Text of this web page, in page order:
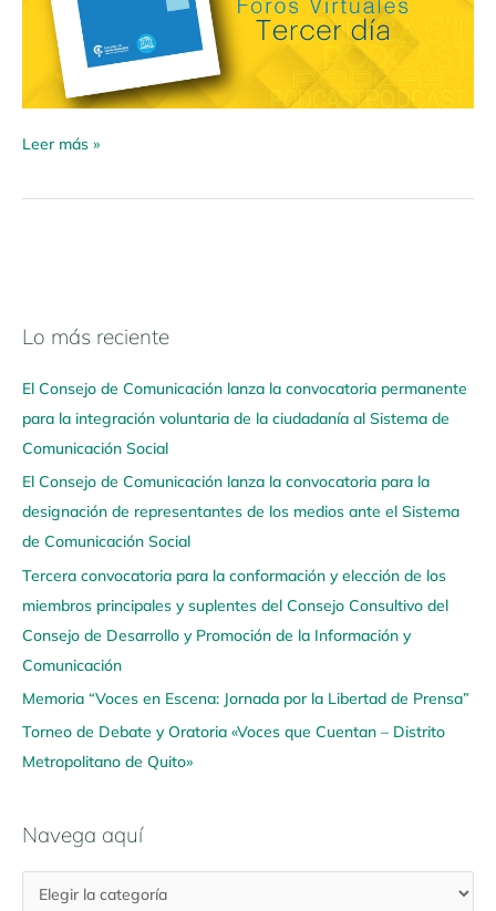
Leer más »
Lo más reciente
El Consejo de Comunicación lanza la convocatoria permanente
para la integración voluntaria de la ciudadanía al Sistema de
Comunicación Social
El Consejo de Comunicación lanza la convocatoria para la
designación de representantes de los medios ante el Sistema
de Comunicación Social
Tercera convocatoria para la conformación y elección de los
miembros principales y suplentes del Consejo Consultivo del
Consejo de Desarrollo y Promoción de la Información y
Comunicación
Memoria “Voces en Escena: Jornada por la Libertad de Prensa”
Torneo de Debate y Oratoria «Voces que Cuentan – Distrito
Metropolitano de Quito»
Navega aquí
N
v
e
g
a
a
q
u
í